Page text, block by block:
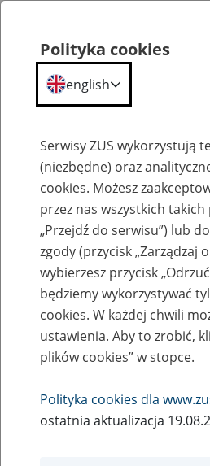
Szkolenia
Zaproś ZUS do siebie -
eZUS w siedzibie
Rodzaj wydarzenia
Szkolenia
Polityka cookies
english
Serwisy ZUS wykorzystują
(niezbędne) oraz
cookies. Możesz
przez nas wszystkich
„Przejdź do serwisu”) lub
zgody (przycisk „Zarządzaj
wybierzesz przycisk
będziemy wykorzystywać
cookies. W każdej chwili
ustawienia. Aby to zrobić,
plików cookies” w stopce.
Polityka cookies dla
ostatnia aktualizacja